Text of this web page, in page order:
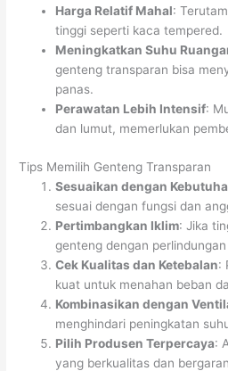
Harga Relatif Mahal:
tinggi seperti kaca tempered.
Meningkatkan Suhu
genteng transparan bisa
panas.
Perawatan Lebih Intensif:
dan lumut, memerlukan
Tips Memilih Genteng Transparan
Sesuaikan dengan
sesuai dengan fungsi dan
Pertimbangkan Iklim: Jika
genteng dengan perlindungan
Cek Kualitas dan Ketebalan:
kuat untuk menahan beban
Kombinasikan dengan
menghindari peningkatan
Pilih Produsen Terpercaya:
yang berkualitas dan